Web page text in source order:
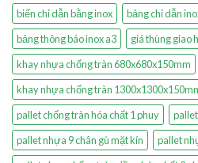
biển chỉ dẫn bằng inox
bảng chỉ dẫn
bảng thông báo inox a3
giá thùng giao
khay nhựa chống tràn 680x680x150mm
khay nhựa chống tràn
pallet chống tràn hóa chất 1 phuy
pallet nhựa 9 chân gù mặt kín
pallet